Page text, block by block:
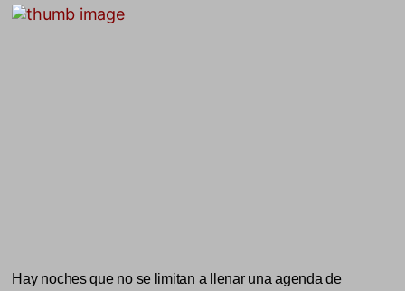
Hay noches que no se limitan a llenar una agenda de